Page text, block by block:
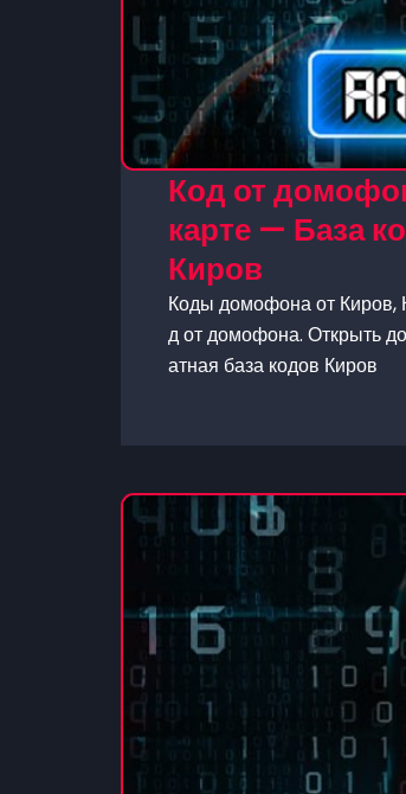
Код от
карте — База
Киров
Коды домофона от Киров,
д от домофона. Открыть
атная база кодов Киров